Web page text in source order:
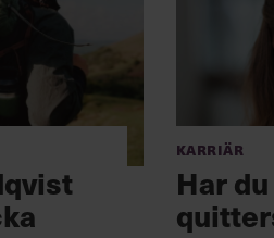
Karriär
Har